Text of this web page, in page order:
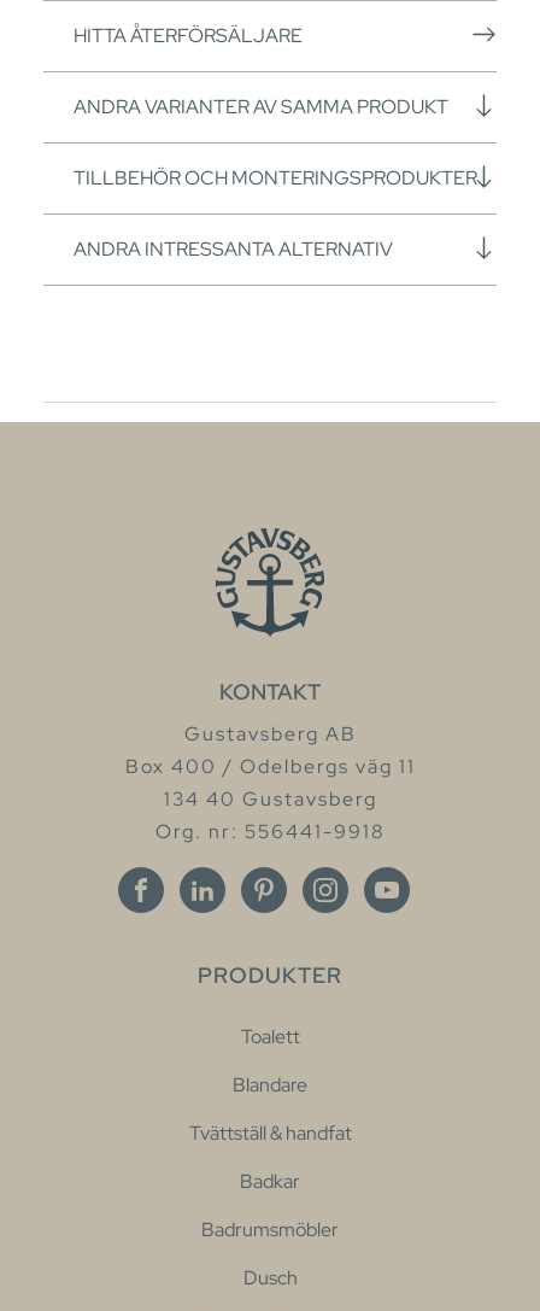
HITTA ÅTERFÖRSÄLJARE
ANDRA VARIANTER AV SAMMA PRODUKT
TILLBEHÖR OCH MONTERINGSPRODUKTER
ANDRA INTRESSANTA ALTERNATIV
KONTAKT
Gustavsberg AB
Box 400 / Odelbergs väg 11
134 40 Gustavsberg
Org. nr: 556441-9918
PRODUKTER
Toalett
Blandare
Tvättställ & handfat
Badkar
Badrumsmöbler
Dusch